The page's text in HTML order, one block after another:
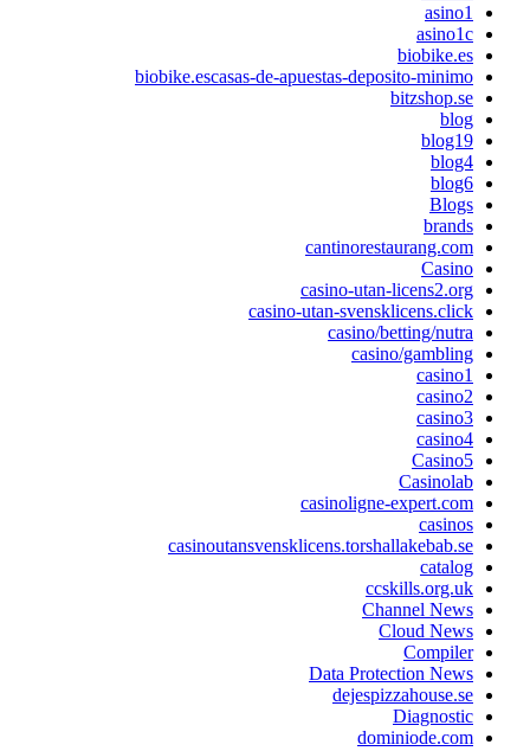
asino1
asino1c
biobike.es
biobike.escasas-de-apuestas-deposito-minimo
bitzshop.se
blog
blog19
blog4
blog6
Blogs
brands
cantinorestaurang.com
Casino
casino-utan-licens2.org
casino-utan-svensklicens.click
casino/betting/nutra
casino/gambling
casino1
casino2
casino3
casino4
Casino5
Casinolab
casinoligne-expert.com
casinos
casinoutansvensklicens.torshallakebab.se
catalog
ccskills.org.uk
Channel News
Cloud News
Compiler
Data Protection News
dejespizzahouse.se
Diagnostic
dominiode.com